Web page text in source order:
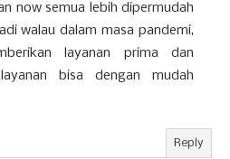
now semua lebih dipermudah
walau dalam masa pandemi,
layanan prima dan
bisa dengan mudah
Reply